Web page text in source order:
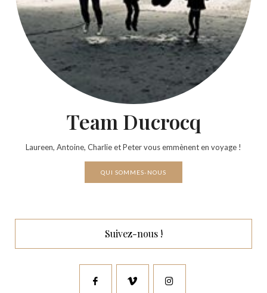
Team Ducrocq
Laureen, Antoine, Charlie et Peter vous emmènent en voyage !
QUI SOMMES-NOUS
Suivez-nous !